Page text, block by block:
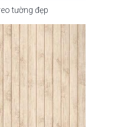
tường đẹp